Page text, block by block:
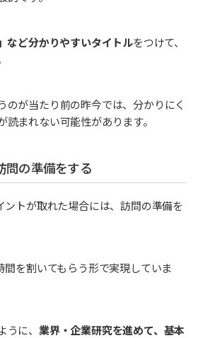
など分かりやすいタイトルをつけて、
のが当たり前の昨今では、分かりにく
読まれない可能性があります。
問の準備をする
ントが取れた場合には、訪問の準備を
間を割いてもらう形で実現していま
うに、業界・企業研究を進めて、基本